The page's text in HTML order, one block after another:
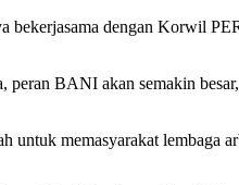
dengan Korwil
BANI akan semakin
memasyarakat lembaga